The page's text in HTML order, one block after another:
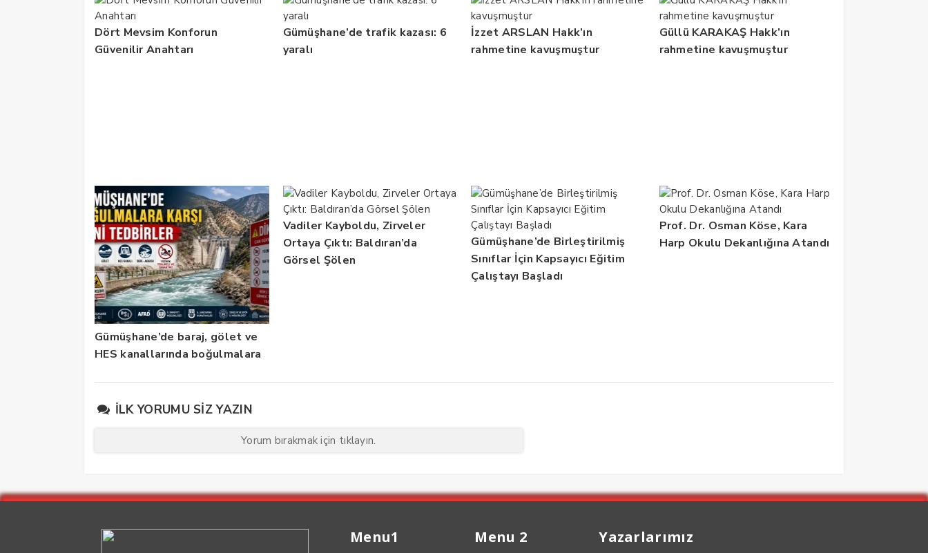
Dört Mevsim Konforun
Güvenilir Anahtarı
Gümüşhane’de trafik kazası: 6
yaralı
İzzet ARSLAN Hakk’ın
rahmetine kavuşmuştur
Güllü KARAKAŞ Hakk’ın
rahmetine kavuşmuştur
Gümüşhane’de baraj, gölet ve
HES kanallarında boğulmalara
Vadiler Kayboldu, Zirveler
Ortaya Çıktı: Baldıran’da
Görsel Şölen
Gümüşhane’de Birleştirilmiş
Sınıflar İçin Kapsayıcı Eğitim
Çalıştayı Başladı
Prof. Dr. Osman Köse, Kara
Harp Okulu Dekanlığına Atandı
İLK YORUMU SIZ YAZIN
Yorum bırakmak için tıklayın.
Menu1 Menu 2 Yazarlarımız